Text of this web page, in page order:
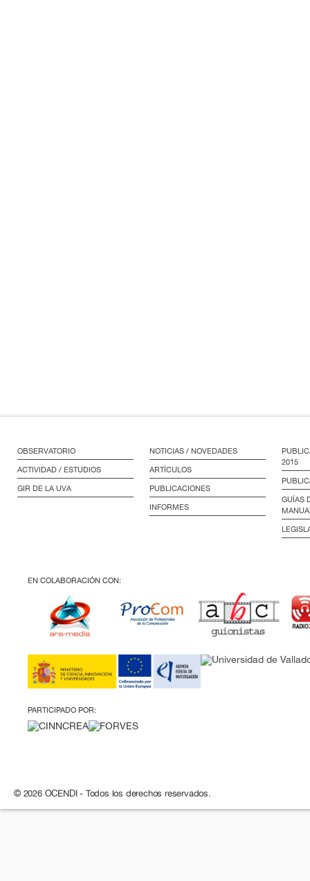
OBSERVATORIO
ACTIVIDAD / ESTUDIOS
GIR DE LA UVA
NOTICIAS / NOVEDADES
ARTÍCULOS
PUBLICACIONES
INFORMES
2015
GUÍAS
EN COLABORACIÓN CON:
PARTICIPADO POR:
© 2026 OCENDI - Todos los derechos reservados.